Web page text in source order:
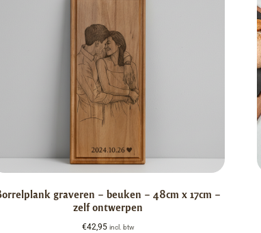
graveren – beuken – 48cm x 17cm –
zelf ontwerpen
€42,95 incl. btw